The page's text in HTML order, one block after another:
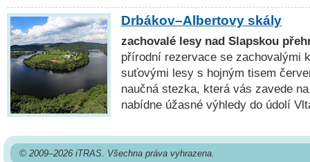
Drbákov–Albertovy skály
zachovalé lesy nad Slapskou
přírodní rezervace se zachovalými
suťovými lesy s hojným tisem
naučná stezka, která vás zavede
nabídne úžasné výhledy do údolí
© 2009–2026 iTRAS. Všechna práva vyhrazena.